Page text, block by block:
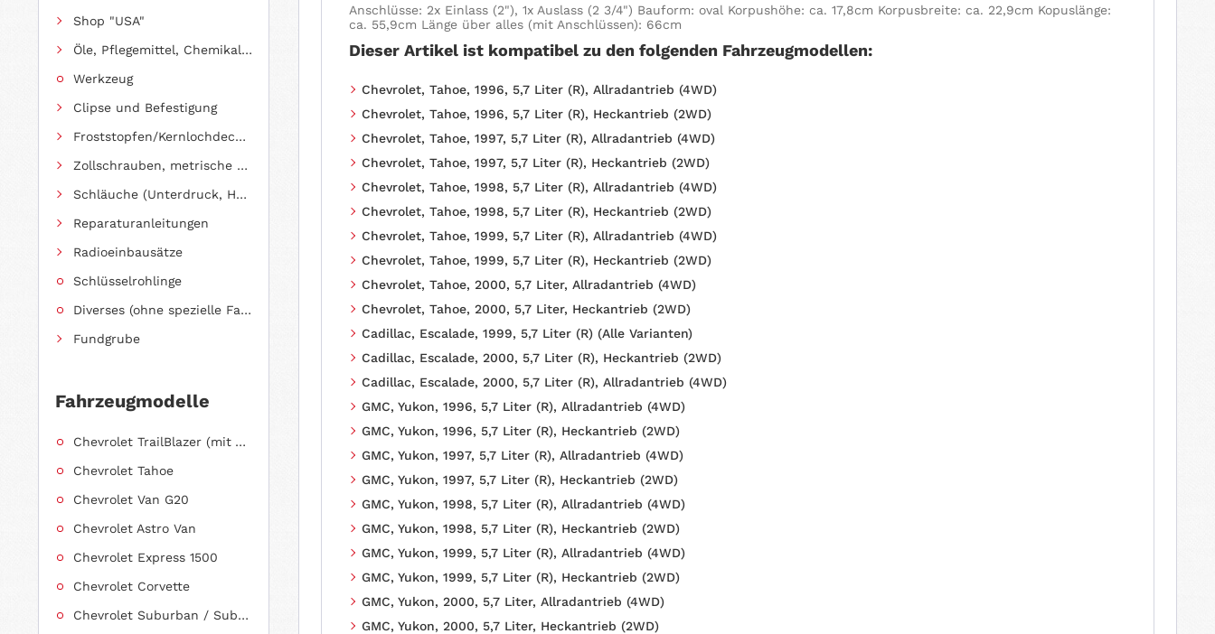
Shop "USA"
Öle, Pflegemittel, Chemikalien und Additive
Werkzeug
Clipse und Befestigung
Froststopfen/Kernlochdeckel (nach Abmessung sortiert)
Zollschrauben, metrische Schauben, Stehbolzen
Schläuche (Unterdruck, Heizung, Kraftstoff usw.) und Zubehör
Reparaturanleitungen
Radioeinbausätze
Schlüsselrohlinge
Diverses (ohne spezielle Fahrzeugzuordnung)
Fundgrube
Fahrzeugmodelle
Chevrolet TrailBlazer (mit Allradantrieb)
Chevrolet Tahoe
Chevrolet Van G20
Chevrolet Astro Van
Chevrolet Express 1500
Chevrolet Corvette
Chevrolet Suburban / Suburban 1500
Anschlüsse: 2x Einlass (2"), 1x Auslass (2 3/4") Bauform: oval Korpushöhe: ca. 17,8cm Korpusbreite: ca. 22,9cm Kopuslänge:
ca. 55,9cm Länge über alles (mit Anschlüssen): 66cm
Dieser Artikel ist kompatibel zu den folgenden Fahrzeugmodellen:
Chevrolet, Tahoe, 1996, 5,7 Liter (R), Allradantrieb (4WD)
Chevrolet, Tahoe, 1996, 5,7 Liter (R), Heckantrieb (2WD)
Chevrolet, Tahoe, 1997, 5,7 Liter (R), Allradantrieb (4WD)
Chevrolet, Tahoe, 1997, 5,7 Liter (R), Heckantrieb (2WD)
Chevrolet, Tahoe, 1998, 5,7 Liter (R), Allradantrieb (4WD)
Chevrolet, Tahoe, 1998, 5,7 Liter (R), Heckantrieb (2WD)
Chevrolet, Tahoe, 1999, 5,7 Liter (R), Allradantrieb (4WD)
Chevrolet, Tahoe, 1999, 5,7 Liter (R), Heckantrieb (2WD)
Chevrolet, Tahoe, 2000, 5,7 Liter, Allradantrieb (4WD)
Chevrolet, Tahoe, 2000, 5,7 Liter, Heckantrieb (2WD)
Cadillac, Escalade, 1999, 5,7 Liter (R) (Alle Varianten)
Cadillac, Escalade, 2000, 5,7 Liter (R), Heckantrieb (2WD)
Cadillac, Escalade, 2000, 5,7 Liter (R), Allradantrieb (4WD)
GMC, Yukon, 1996, 5,7 Liter (R), Allradantrieb (4WD)
GMC, Yukon, 1996, 5,7 Liter (R), Heckantrieb (2WD)
GMC, Yukon, 1997, 5,7 Liter (R), Allradantrieb (4WD)
GMC, Yukon, 1997, 5,7 Liter (R), Heckantrieb (2WD)
GMC, Yukon, 1998, 5,7 Liter (R), Allradantrieb (4WD)
GMC, Yukon, 1998, 5,7 Liter (R), Heckantrieb (2WD)
GMC, Yukon, 1999, 5,7 Liter (R), Allradantrieb (4WD)
GMC, Yukon, 1999, 5,7 Liter (R), Heckantrieb (2WD)
GMC, Yukon, 2000, 5,7 Liter, Allradantrieb (4WD)
GMC, Yukon, 2000, 5,7 Liter, Heckantrieb (2WD)